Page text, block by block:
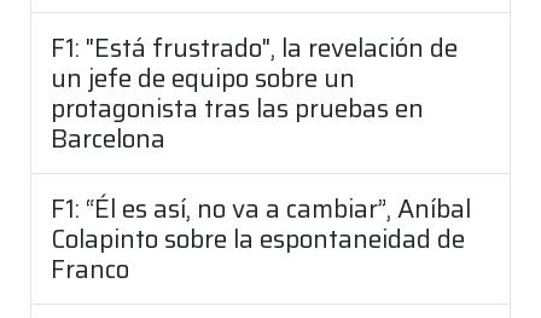
F1: "Está frustrado", la revelación de
un jefe de equipo sobre un
protagonista tras las pruebas en
Barcelona
F1: “Él es así, no va a cambiar”, Aníbal
Colapinto sobre la espontaneidad de
Franco